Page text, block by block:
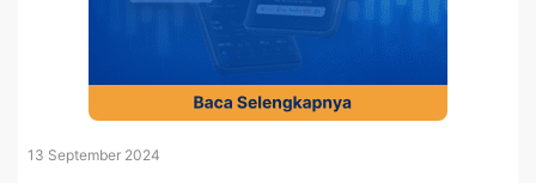
13 September 2024